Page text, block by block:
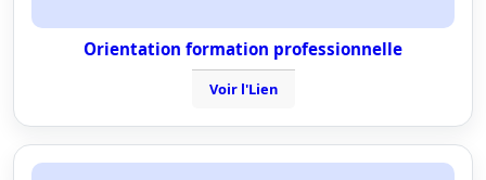
Orientation formation professionnelle
Voir l'Lien